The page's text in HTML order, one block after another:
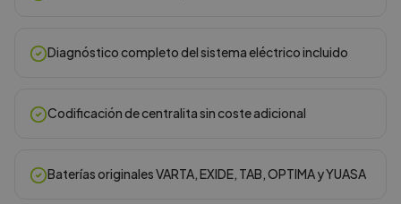
Diagnóstico completo del sistema eléctrico incluido
Codificación de centralita sin coste adicional
Baterías originales VARTA, EXIDE, TAB, OPTIMA y YUASA